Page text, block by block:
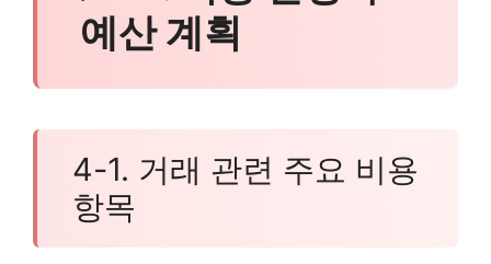
예산 계획
4-1. 거래 관련 주요 비용
항목